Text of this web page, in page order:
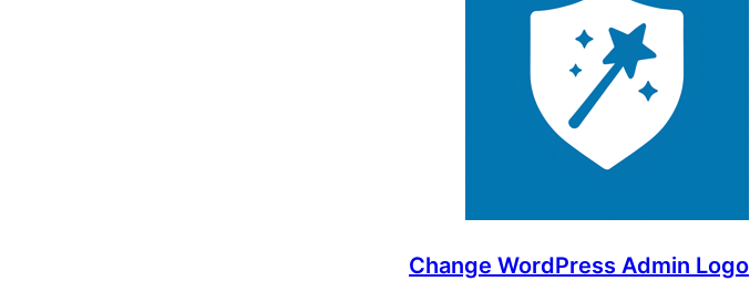
Change WordPress Admin Logo